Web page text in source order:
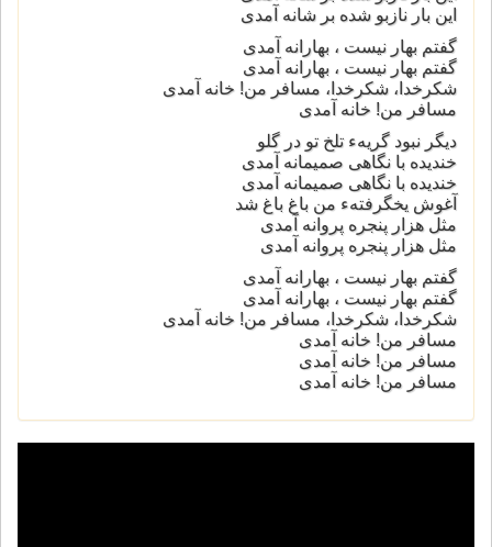
این بار نازبو شده بر شانه آمدی
گفتم بهار نیست ، بهارانه آمدی
گفتم بهار نیست ، بهارانه آمدی
شکرخدا، شکرخدا، مسافر من! خانه آمدی
مسافر من! خانه آمدی
دیگر نبود گریهء تلخ تو در گلو
خندیده با نگاهی صمیمانه آمدی
خندیده با نگاهی صمیمانه آمدی
آغوش یخگرفتهء من باغ باغ شد
مثل هزار پنجره پروانه آمدی
مثل هزار پنجره پروانه آمدی
گفتم بهار نیست ، بهارانه آمدی
گفتم بهار نیست ، بهارانه آمدی
شکرخدا، شکرخدا، مسافر من! خانه آمدی
مسافر من! خانه آمدی
مسافر من! خانه آمدی
مسافر من! خانه آمدی